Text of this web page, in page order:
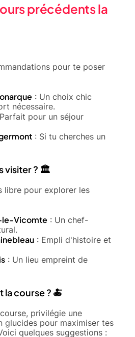
précédents la
pour te poser
: Un choix chic
nécessaire.
pour un séjour
: Si tu cherches un
visiter ? 🏛️
libre pour explorer les
le-Vicomte : Un chef-
: Empli d'histoire et
: Un lieu empreint de
la course ? 🍝
privilégie une
glucides pour maximiser tes
quelques suggestions :